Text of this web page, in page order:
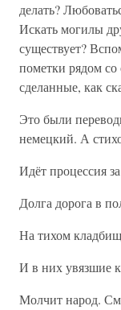
делать?
Искать могилы
существует?
пометки рядом
сделанные, как
Это были
немецкий. А
Идёт процессия
Долга дорога в
На тихом
И в них увязшие
Молчит народ.